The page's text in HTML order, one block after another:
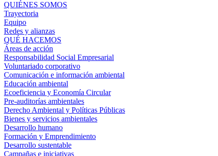
QUIÉNES SOMOS
Trayectoria
Equipo
Redes y alianzas
QUÉ HACEMOS
Áreas de acción
Responsabilidad Social Empresarial
Voluntariado corporativo
Comunicación e información ambiental
Educación ambiental
Ecoeficiencia y Economía Circular
Pre-auditorías ambientales
Derecho Ambiental y Políticas Públicas
Bienes y servicios ambientales
Desarrollo humano
Formación y Emprendimiento
Desarrollo sustentable
Campañas e iniciativas